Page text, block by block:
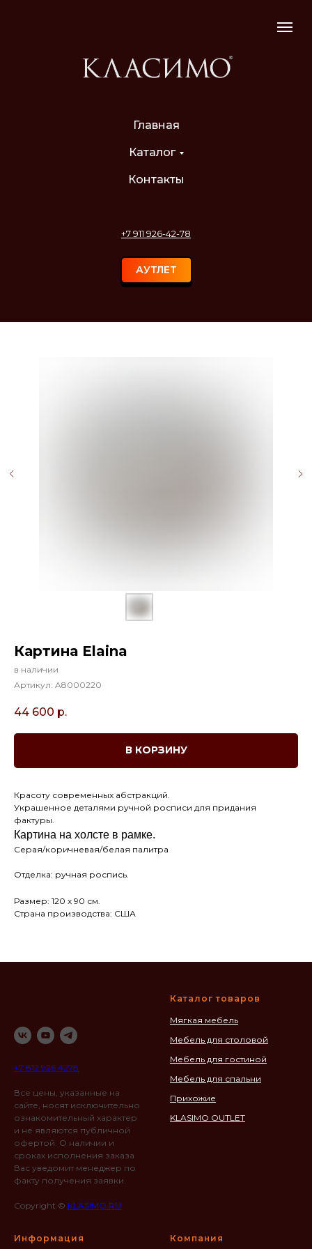
Главная
Каталог
Контакты
+7 911 926-42-78
АУТЛЕТ
Картина Elaina
в наличии
Артикул: A8000220
44 600 р.
В КОРЗИНУ
Красоту современных абстракций.
Украшенное деталями ручной росписи для придания
фактуры.
Картина на холсте в рамке.
Серая/коричневая/белая палитра
Отделка: ручная роспись.
Размер: 120 х 90 см.
Страна производства: США
+7 812 926 4278
Все цены, указанные на
сайте, носят исключительно
ознакомительный характер
и не являются публичной
офертой. О наличии и
сроках исполнения заказа
Вас уведомит менеджер по
факту получения заявки.
Copyright © KLASIMO.RU
Каталог товаров
Мягкая мебель
Мебель для столовой
Мебель для гостиной
Мебель для спальни
Прихожие
KLASIMO OUTLET
Информация Компания